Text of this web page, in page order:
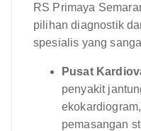
RS Primaya
pilihan diagnostik
spesialis yang
Pusat
penyakit
pemasangan